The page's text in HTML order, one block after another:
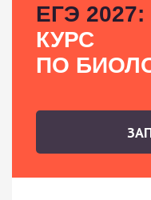
ЕГЭ 2027:
КУРС
ПО